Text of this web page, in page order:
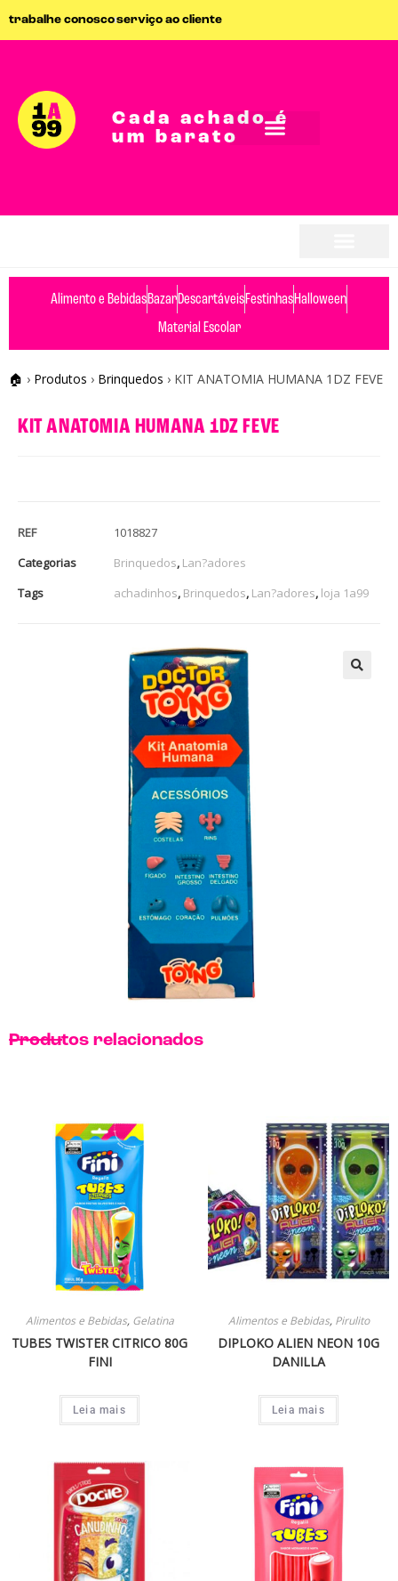
trabalhe conoscoserviço ao cliente
Cada achado é
um barato
Alimento e BebidasBazarDescartáveisFestinhasHalloween
Material Escolar
🏠 › Produtos › Brinquedos › KIT ANATOMIA HUMANA 1DZ FEVE
KIT ANATOMIA HUMANA 1DZ FEVE
REF
1018827
Categorias
Brinquedos, Lan?adores
Tags
achadinhos, Brinquedos, Lan?adores, loja 1a99
Produtos relacionados
Alimentos e Bebidas, Gelatina
TUBES TWISTER CITRICO 80G
FINI
Leia mais
Alimentos e Bebidas, Pirulito
DIPLOKO ALIEN NEON 10G
DANILLA
Leia mais